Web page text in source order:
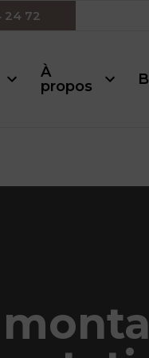
24 72
À
propos